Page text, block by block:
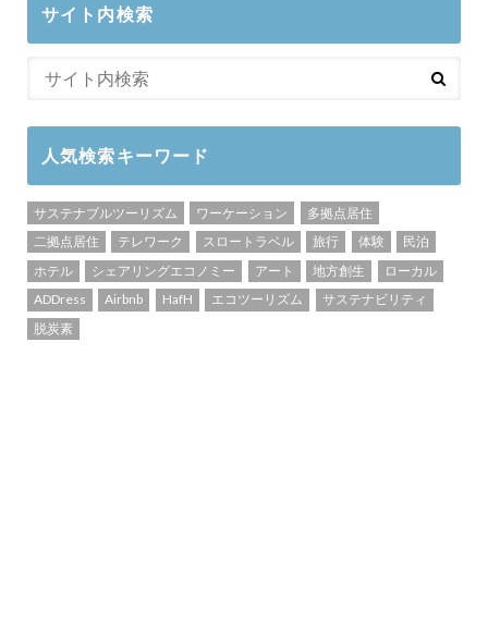
サイト内検索
人気検索キーワード
サステナブルツーリズム ワーケーション
多拠点居住
二拠点居住
テレワーク スロートラベル 旅行 体験
民泊
ホテル
シェアリングエコノミー アート 地方創生
ローカル
ADDress
Airbnb HafH エコツーリズム
サステナビリティ
脱炭素